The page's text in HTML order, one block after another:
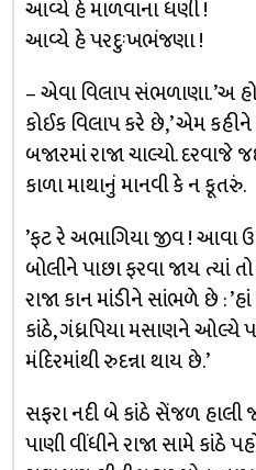
આવ્યે હે માળવાના ધણી !
આવ્યે હે પરદુઃખભંજણા !
– એવા વિલાપ સંભળાણા. ’અ
કોઈક વિલાપ કરે છે,’ એમ
બજારમાં રાજા ચાલ્યો.
કાળા માથાનું માનવી કે ન કૂતરું.
’ફટ રે અભાગિયા જીવ ! આવા
બોલીને પાછા ફરવા જાય ત્યાં
રાજા કાન માંડીને સાંભળે છે :
કાંઠે, ગંધ્રપિયા મસાણને ઓલ્યે
મંદિરમાંથી રુદન્ના થાય છે.’
સફરા નદી બે કાંઠે સેંજળ હાલી
પાણી વીંધીને રાજા સામે કાંઠે